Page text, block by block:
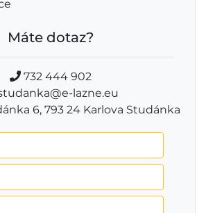
Máte dotaz?
732 444 902
lazne.eu
6, 793 24 Karlova Studánka